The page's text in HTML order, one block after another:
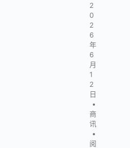
2
0
2
6
年
6
月
1
2
日
•
商
讯
•
阅